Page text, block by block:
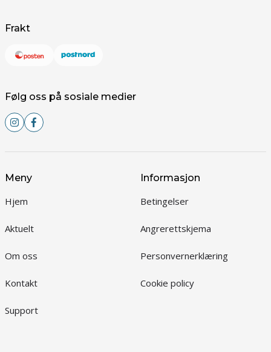
Frakt
Følg oss på sosiale medier
Meny
Hjem
Aktuelt
Om oss
Kontakt
Support
Informasjon
Betingelser
Angrerettskjema
Personvernerklæring
Cookie policy